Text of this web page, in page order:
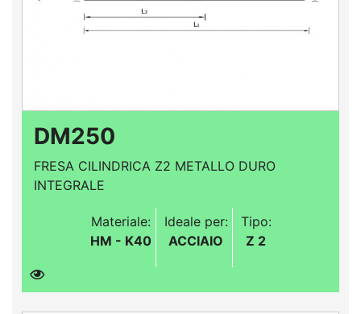
DM250
FRESA CILINDRICA Z2 METALLO DURO
INTEGRALE
Materiale:
HM - K40
Ideale per:
ACCIAIO
Tipo:
Z 2